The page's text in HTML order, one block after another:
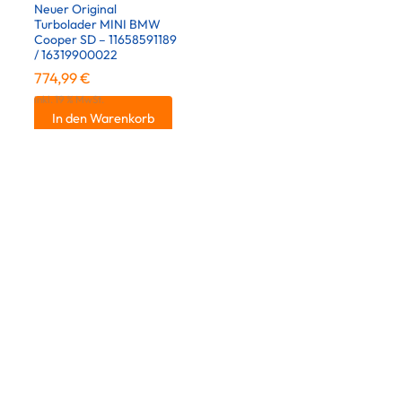
Neuer Original
Turbolader MINI BMW
Cooper SD – 11658591189
/ 16319900022
774,99€
inkl. 19 % MwSt.
In den Warenkorb